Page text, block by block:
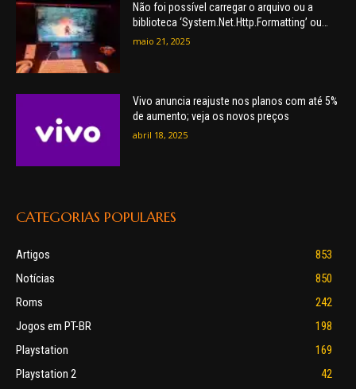
Não foi possível carregar o arquivo ou a
biblioteca ‘System.Net.Http.Formatting’ ou
uma de suas dependências. O arquivo ou a
maio 21, 2025
Vivo anuncia reajuste nos planos com até 5%
de aumento; veja os novos preços
abril 18, 2025
CATEGORIAS POPULARES
Artigos
853
Notícias
850
Roms
242
Jogos em PT-BR
198
Playstation
169
Playstation 2
42